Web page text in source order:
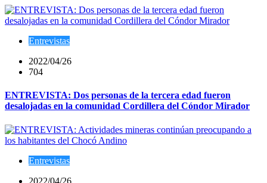
Entrevistas
2022/04/26
704
ENTREVISTA: Dos personas de la tercera edad fueron
desalojadas en la comunidad Cordillera del Cóndor Mirador
Entrevistas
2022/04/26